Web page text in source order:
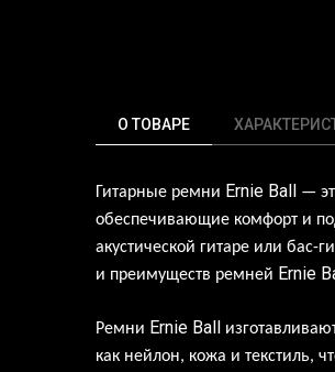
О ТОВАРЕ
Гитарные ремни Ernie Ball —
обеспечивающие комфорт и
акустической гитаре или бас-
и преимуществ ремней Ernie
Ремни Ernie Ball
как нейлон, кожа и текстиль,